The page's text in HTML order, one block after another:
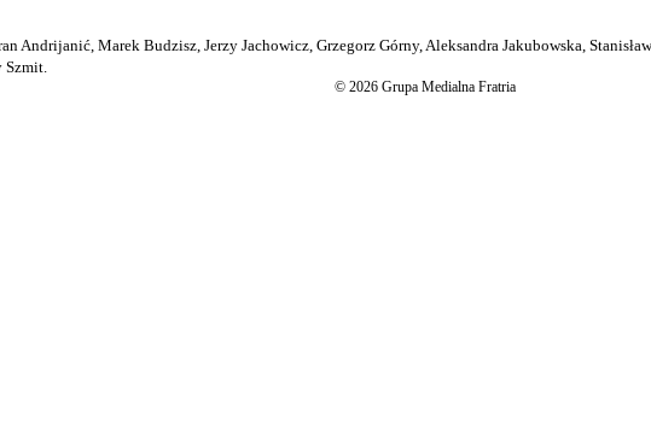
Andrijanić, Marek Budzisz, Jerzy Jachowicz, Grzegorz Górny, Aleksandra Jakubowska,
© 2026 Grupa Medialna Fratria